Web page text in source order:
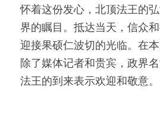
怀着这份发心，北顶法王的
界的瞩目。抵达当天，信众
迎接果硕仁波切的光临。在
除了媒体记者和贵宾，政界
法王的到来表示欢迎和敬意。